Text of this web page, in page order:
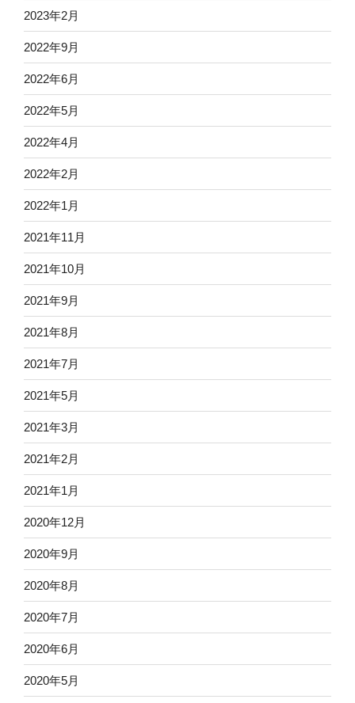
2023年2月
2022年9月
2022年6月
2022年5月
2022年4月
2022年2月
2022年1月
2021年11月
2021年10月
2021年9月
2021年8月
2021年7月
2021年5月
2021年3月
2021年2月
2021年1月
2020年12月
2020年9月
2020年8月
2020年7月
2020年6月
2020年5月